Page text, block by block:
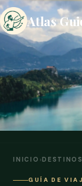
Atlas
INICIO ›DESTINOS
GUÍA DE